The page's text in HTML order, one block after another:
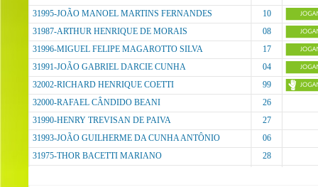
31995-JOÃO MANOEL MARTINS FERNANDES
10
31987-ARTHUR HENRIQUE DE MORAIS
08
31996-MIGUEL FELIPE MAGAROTTO SILVA
17
31991-JOÃO GABRIEL DARCIE CUNHA
04
32002-RICHARD HENRIQUE COETTI
99
32000-RAFAEL CÂNDIDO BEANI
26
31990-HENRY TREVISAN DE PAIVA
27
31993-JOÃO GUILHERME DA CUNHA ANTÔNIO
06
31975-THOR BACETTI MARIANO
28